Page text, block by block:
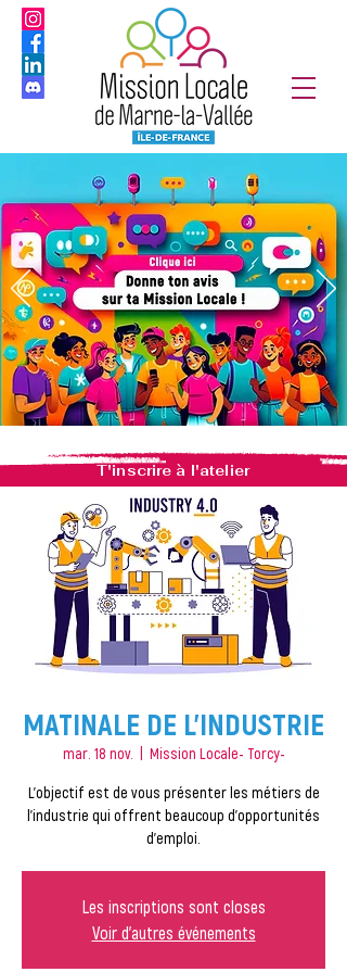
T'inscrire à l'atelier
MATINALE DE L'INDUSTRIE
mar. 18 nov. Mission Locale- Torcy-
L'objectif est de vous présenter les métiers de
l'industrie qui offrent beaucoup d'opportunités
d'emploi.
Les inscriptions sont closes
Voir d'autres événements